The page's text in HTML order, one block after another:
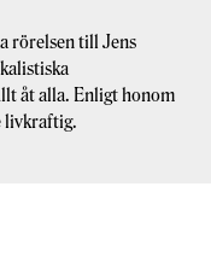
rörelsen till Jens
åt alla. Enligt honom
livkraftig.